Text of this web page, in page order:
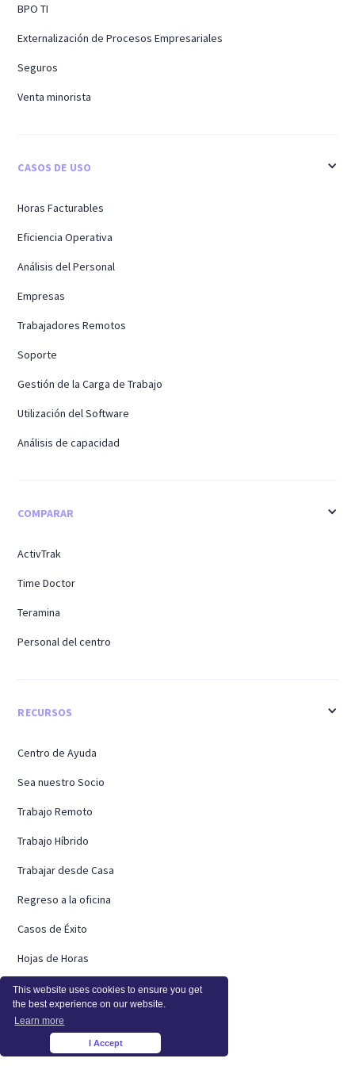
This website uses cookies to ensure you get
the best experience on our website.
Learn more
I Accept
BPO TI
Externalización de Procesos Empresariales
Seguros
Venta minorista
CASOS DE USO
Horas Facturables
Eficiencia Operativa
Análisis del Personal
Empresas
Trabajadores Remotos
Soporte
Gestión de la Carga de Trabajo
Utilización del Software
Análisis de capacidad
COMPARAR
ActivTrak
Time Doctor
Teramina
Personal del centro
RECURSOS
Centro de Ayuda
Sea nuestro Socio
Trabajo Remoto
Trabajo Híbrido
Trabajar desde Casa
Regreso a la oficina
Casos de Éxito
Hojas de Horas
Webinarios
Investigación a Distancia
Sobrecarga Laboral